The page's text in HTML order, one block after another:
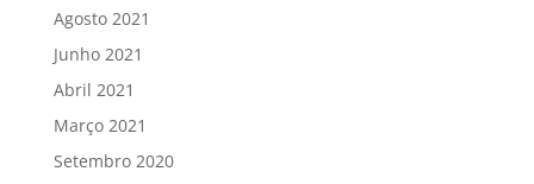
Agosto 2021
Junho 2021
Abril 2021
Março 2021
Setembro 2020